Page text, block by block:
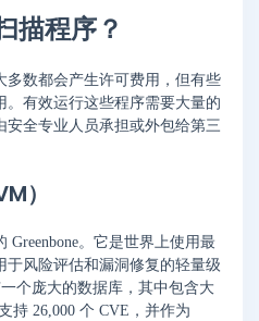
描程序？
多数都会产生许可费用，但有些
有效运行这些程序需要大量的
全专业人员承担或外包给第三
）
Greenbone。它是世界上使用最
于风险评估和漏洞修复的轻量级
个庞大的数据库，其中包含大
持 26,000 个 CVE，并作为